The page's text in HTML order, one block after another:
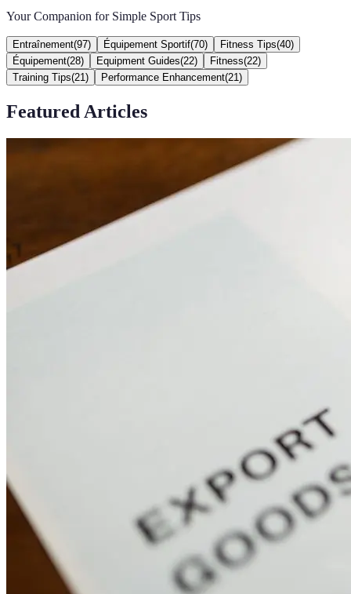
Your Companion for Simple Sport Tips
Entraînement(97) Équipement Sportif(70) Fitness Tips(40)
Équipement(28) Equipment Guides(22) Fitness(22)
Training Tips(21 ) Performance Enhancement(21 )
Featured Articles